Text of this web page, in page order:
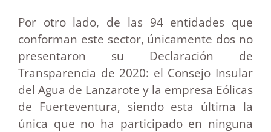
Por otro lado, de las 94 entidades que
conforman este sector, únicamente dos no
presentaron su Declaración de
Transparencia de 2020: el Consejo Insular
del Agua de Lanzarote y la empresa Eólicas
de Fuerteventura, siendo esta última la
única que no ha participado en ninguna